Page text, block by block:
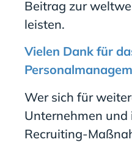
Beitrag zur
leisten.
Vielen Dank für
Wer sich für
Unternehmen und
Recruiting-